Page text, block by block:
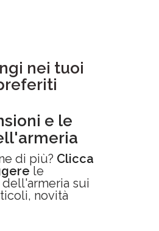
nei tuoi
e le
di più? Clicca
le
sui
novità